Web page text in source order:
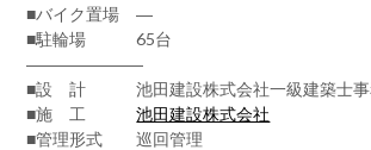
■バイク置場 ―
■駐輪場 65台
―――――――
■設 計 池田建設株式会社一級建築士事
■施 工池田建設株式会社
■管理形式 巡回管理